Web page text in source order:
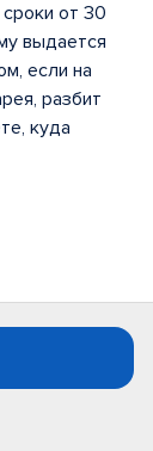
от 30
выдается
если на
разбит
куда